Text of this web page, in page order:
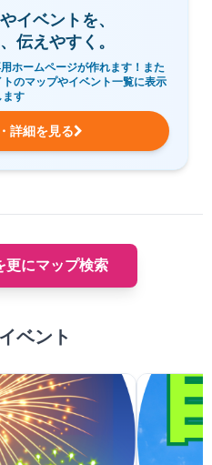
イベントを、
伝えやすく。
ホームページが作れます！また
のマップやイベント一覧に表示
ます
詳細を見る
更にマップ検索
ベント